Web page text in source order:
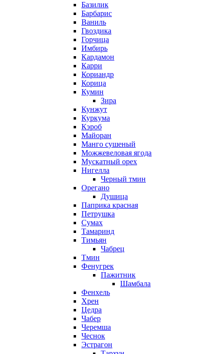
Базилик
Барбарис
Ваниль
Гвоздика
Горчица
Имбирь
Кардамон
Карри
Кориандр
Корица
Кумин
Зира
Кунжут
Куркума
Кэроб
Майоран
Манго сушеный
Можжевеловая ягода
Мускатный орех
Нигелла
Черный тмин
Орегано
Душица
Паприка красная
Петрушка
Сумах
Тамаринд
Тимьян
Чабрец
Тмин
Фенугрек
Пажитник
Шамбала
Фенхель
Хрен
Цедра
Чабер
Черемша
Чеснок
Эстрагон